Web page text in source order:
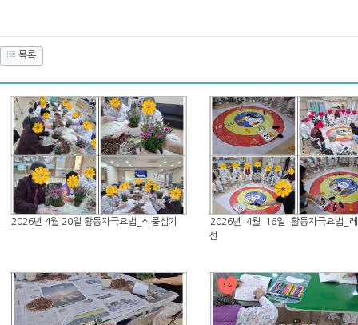
목록
2026년 4월 20일 활동자극요법_식물심기
2026년 4월 16일 활동자극요법_레
션